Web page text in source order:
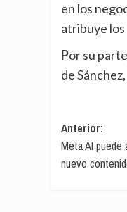
en los
atribuye
Por su parte, las acusaciones populares que lidera Hazte Oír reclaman 24 años de prisión para la esposa
de
de
Anterior:
Meta AI puede
nuevo